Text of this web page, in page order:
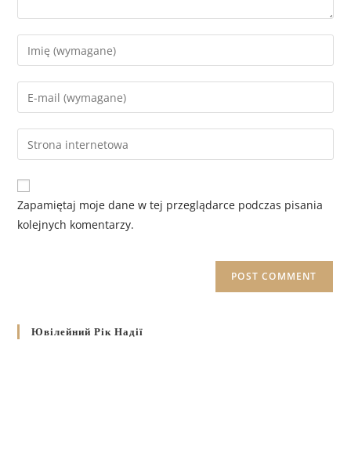
Zapamiętaj moje dane w tej przeglądarce podczas pisania
kolejnych komentarzy.
Ювілейний Рік Надії